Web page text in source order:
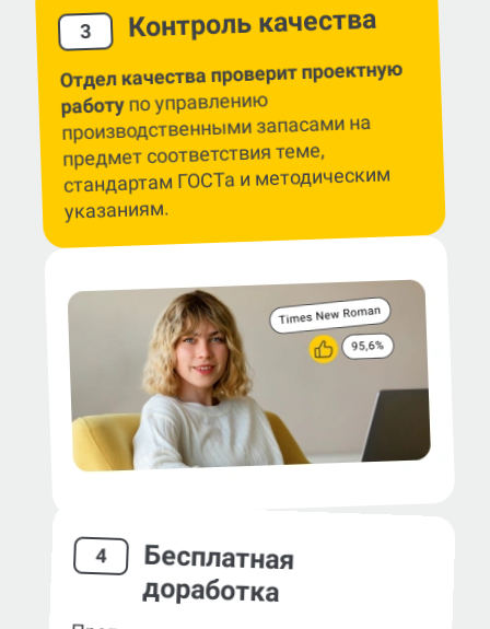
3 Контроль качества
Отдел качества проверит проектную
работупо управлению
производственными запасами на
предмет соответствия теме,
стандартам ГОСТа и методическим
указаниям.
4 Бесплатная
доработка